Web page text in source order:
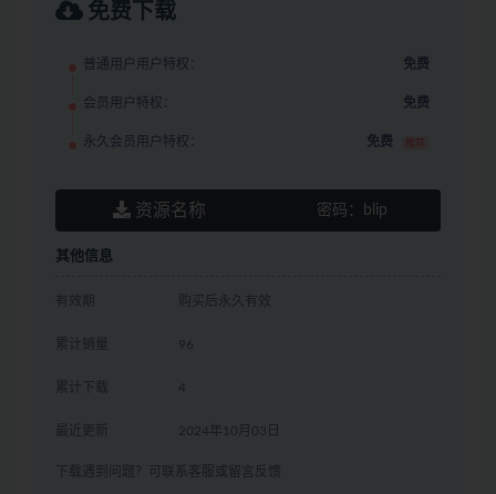
免费下载
普通用户用户特权： 免费
会员用户特权： 免费
永久会员用户特权： 免费 推荐
资源名称 密码： blip
其他信息
有效期 购买后永久有效
累计销量 96
累计下载 4
最近更新 2024年10月03日
下载遇到问题？可联系客服或留言反馈